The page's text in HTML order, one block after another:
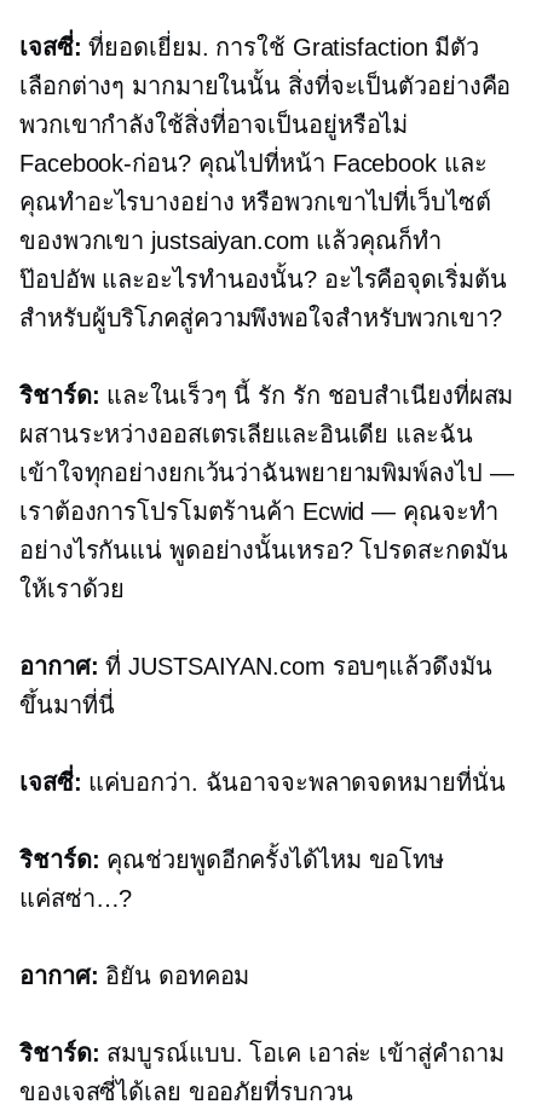
เจสซี่: ที่ยอดเยี่ยม. การใช้ Gratisfaction มีตัว
เลือกต่างๆ มากมายในนั้น สิ่งที่จะเป็นตัวอย่างคือ
พวกเขากำลังใช้สิ่งที่อาจเป็นอยู่หรือไม่
Facebook-ก่อน?คุณไปที่หน้า Facebook และ
คุณทำอะไรบางอย่าง หรือพวกเขาไปที่เว็บไซต์
ของพวกเขา justsaiyan.com แล้วคุณก็ทำ
ป๊อปอัพ และอะไรทำนองนั้น? อะไรคือจุดเริ่มต้น
สำหรับผู้บริโภคสู่ความพึงพอใจสำหรับพวกเขา?
ริชาร์ด: และในเร็วๆ นี้ รัก รัก ชอบสำเนียงที่ผสม
ผสานระหว่างออสเตรเลียและอินเดีย และฉัน
เข้าใจทุกอย่างยกเว้นว่าฉันพยายามพิมพ์ลงไป —
เราต้องการโปรโมตร้านค้า Ecwid — คุณจะทำ
อย่างไรกันแน่ พูดอย่างนั้นเหรอ? โปรดสะกดมัน
ให้เราด้วย
อากาศ: ที่JUSTSAIYAN.com รอบๆแล้วดึงมัน
ขึ้นมาที่นี่
เจสซี่: แค่บอกว่า. ฉันอาจจะพลาดจดหมายที่นั่น
ริชาร์ด: คุณช่วยพูดอีกครั้งได้ไหม ขอโทษ
แค่สซ่า…?
อากาศ: อิยัน ดอทคอม
ริชาร์ด: สมบูรณ์แบบ. โอเค เอาล่ะ เข้าสู่คำถาม
ของเจสซี่ได้เลย ขออภัยที่รบกวน